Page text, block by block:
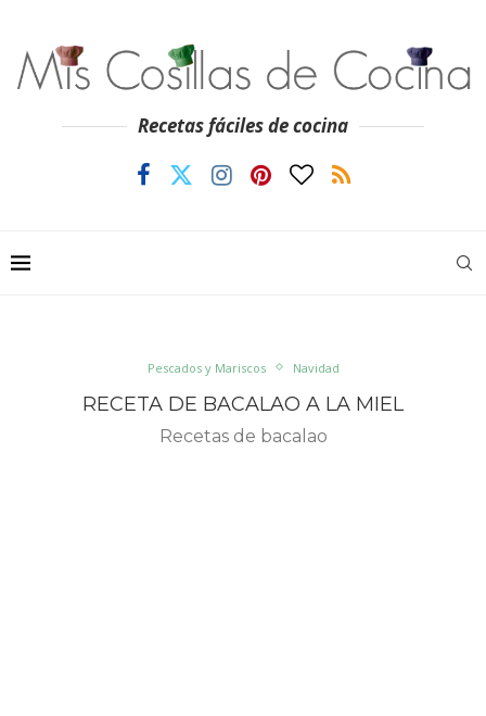
Recetas fáciles de cocina
Pescados y Mariscos Navidad
RECETA DE BACALAO A LA MIEL
Recetas de bacalao